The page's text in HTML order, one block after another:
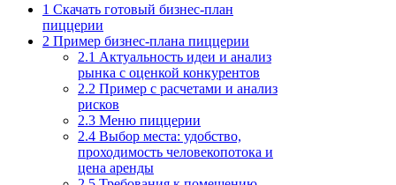
1 Скачать готовый бизнес-план
пиццерии
2 Пример бизнес-плана пиццерии
2.1 Актуальность идеи и анализ
рынка с оценкой конкурентов
2.2 Пример с расчетами и анализ
рисков
2.3 Меню пиццерии
2.4 Выбор места: удобство,
проходимость человекопотока и
цена аренды